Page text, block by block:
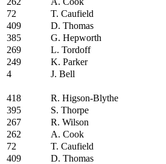
72
T. Caufield
409
D. Thomas
385
G. Hepworth
269
L. Tordoff
249
K. Parker
4
J. Bell
418
R. Higson-Blythe
395
S. Thorpe
267
R. Wilson
262
A. Cook
72
T. Caufield
409
D. Thomas